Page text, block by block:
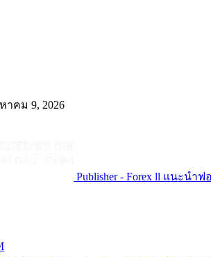
าคม 9, 2026
Publisher - Forex ll แนะนำ